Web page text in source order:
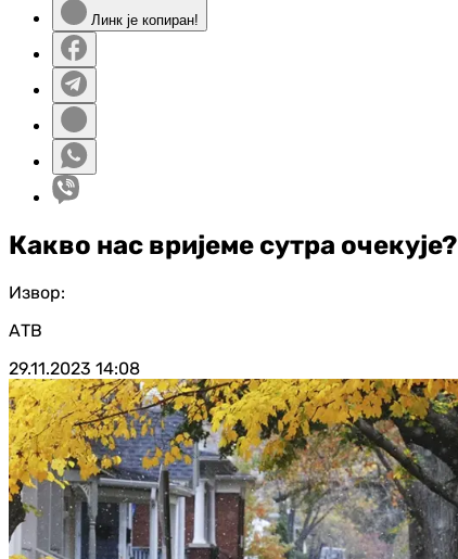
Линк је копиран!
Какво нас вријеме сутра очекује?
Извор:
АТВ
29.11.2023 14:08